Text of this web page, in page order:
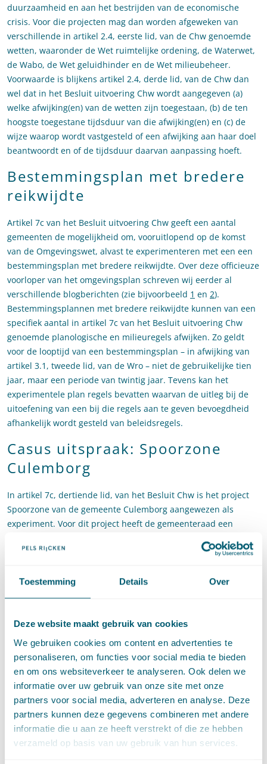
Toestemming Details Over
Deze website maakt gebruik van cookies
We gebruiken cookies om content en advertenties te
personaliseren, om functies voor social media te bieden
en om ons websiteverkeer te analyseren. Ook delen we
informatie over uw gebruik van onze site met onze
partners voor social media, adverteren en analyse. Deze
partners kunnen deze gegevens combineren met andere
informatie die u aan ze heeft verstrekt of die ze hebben
verzameld op basis van uw gebruik van hun services.
duurzaamheid en aan het bestrijden van de economische
crisis. Voor die projecten mag dan worden afgeweken van
verschillende in artikel 2.4, eerste lid, van de Chw genoemde
wetten, waaronder de Wet ruimtelijke ordening, de Waterwet,
de Wabo, de Wet geluidhinder en de Wet milieubeheer.
Voorwaarde is blijkens artikel 2.4, derde lid, van de Chw dan
wel dat in het Besluit uitvoering Chw wordt aangegeven (a)
welke afwijking(en) van de wetten zijn toegestaan, (b) de ten
hoogste toegestane tijdsduur van die afwijking(en) en (c) de
wijze waarop wordt vastgesteld of een afwijking aan haar doel
beantwoordt en of de tijdsduur daarvan aanpassing hoeft.
Bestemmingsplan met bredere
reikwijdte
Artikel 7c van het Besluit uitvoering Chw geeft een aantal
gemeenten de mogelijkheid om, vooruitlopend op de komst
van de Omgevingswet, alvast te experimenteren met een een
bestemmingsplan met bredere reikwijdte. Over deze officieuze
voorloper van het omgevingsplan schreven wij eerder al
verschillende blogberichten (zie bijvoorbeeld 1 en 2).
Bestemmingsplannen met bredere reikwijdte kunnen van een
specifiek aantal in artikel 7c van het Besluit uitvoering Chw
genoemde planologische en milieuregels afwijken. Zo geldt
voor de looptijd van een bestemmingsplan – in afwijking van
artikel 3.1, tweede lid, van de Wro – niet de gebruikelijke tien
jaar, maar een periode van twintig jaar. Tevens kan het
experimentele plan regels bevatten waarvan de uitleg bij de
uitoefening van een bij die regels aan te geven bevoegdheid
afhankelijk wordt gesteld van beleidsregels.
Casus uitspraak: Spoorzone
Culemborg
In artikel 7c, dertiende lid, van het Besluit Chw is het project
Spoorzone van de gemeente Culemborg aangewezen als
experiment. Voor dit project heeft de gemeenteraad een
van een aantal van de mogelijkheden tot afwijking van
Vereniging Ondernemers Culemborg in beroep. De vereniging
is het niet eens met de mogelijkheden die het plan biedt voor
van het Besluit uitvoering Chw in strijd is met artikel 2.4, derde
lid, van de Chw, omdat in eerstgenoemd artikel niet duidelijk
is gemaakt voor welke tijdsduur die afwijkingen ten hoogste
Oordeel Afdeling
De Afdeling stelt voorop dat tegen een algemeen verbindend
voorschrift (zoals artikel 7c van het Besluit uitvoering Chw)
geen beroep kan worden ingesteld, gelet op artikel 8:3, eerste